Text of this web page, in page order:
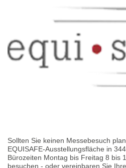
Sollten Sie keinen Messebesuch
EQUISAFE-Ausstellungsfläche in
Bürozeiten Montag bis Freitag 8 bis
besuchen - oder vereinbaren Sie